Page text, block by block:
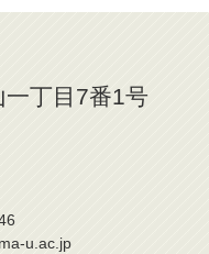
丁目7番1号
u.ac.jp